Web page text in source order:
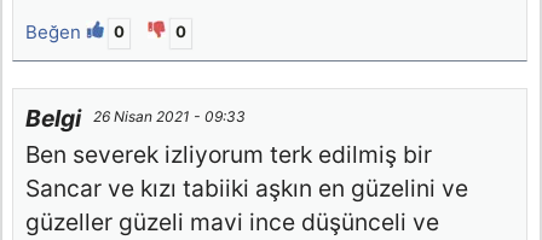
Beğen 0 0
Belgi 26 Nisan 2021 - 09:33
Ben severek izliyorum terk edilmiş bir
Sancar ve kızı tabiiki aşkın en güzelini ve
güzeller güzeli mavi ince düşünceli ve